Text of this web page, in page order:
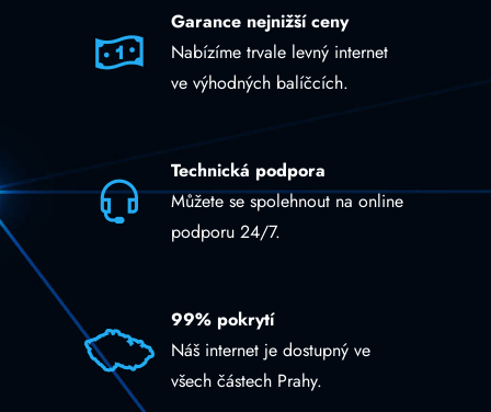
Garance nejnižší ceny
Nabízíme trvale levný internet
ve výhodných balíčcích.
Technická podpora
Můžete se spolehnout na online
podporu 24/7.
99% pokrytí
Náš internet je dostupný ve
všech částech Prahy.